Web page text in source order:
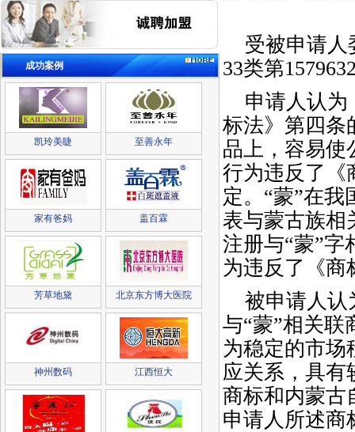
成功案例
凯玲美睫 至善永年
家有爸妈 盖百霖
芳草地黛 北京东方博大医院
神州数码 江西恒大
受被申请人
33类第
申请人认为
标法》第四条
品上，容易使
行为违反了《
定。“蒙”在
表与蒙古族相
注册与“蒙”字
为违反了《商
被申请人认
与“蒙”相关联
为稳定的市场
应关系，具有
商标和内蒙古
申请人所述商